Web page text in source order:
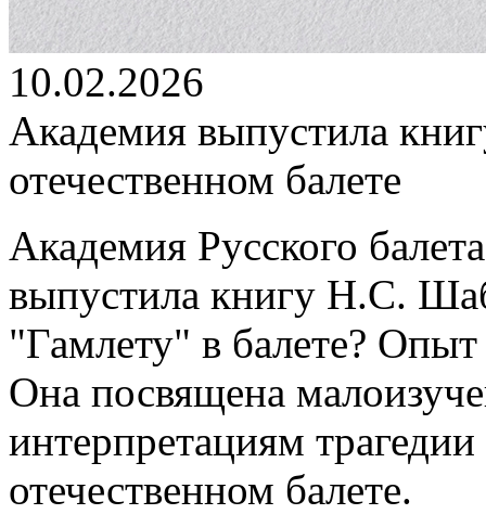
10.02.2026
Академия выпустила
отечественном балете
Академия Русского
выпустила книгу Н.С.
"Гамлету" в балете?
Она посвящена
интерпретациям
отечественном балете.